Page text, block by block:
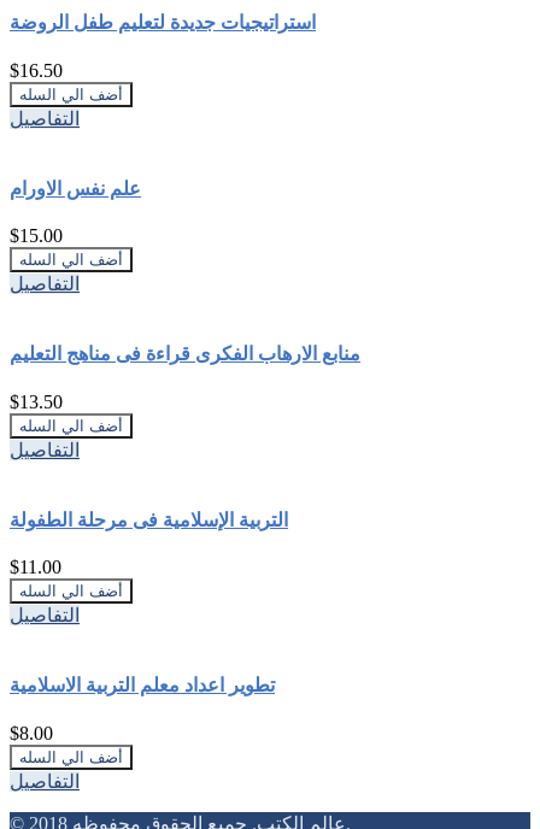
استراتيجيات جديدة لتعليم طفل الروضة
$16.50
التفاصيل
علم نفس الاورام
$15.00
التفاصيل
منابع الارهاب الفكرى قراءة فى مناهج التعليم
$13.50
التفاصيل
التربية الإسلامية فى مرحلة الطفولة
$11.00
التفاصيل
تطوير اعداد معلم التربية الاسلامية
$8.00
التفاصيل
© 2018 عالم الكتب. جميع الحقوق محفوظه.